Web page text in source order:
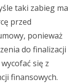
taki zabieg ma
przed
ponieważ
do finalizacji
się z
finansowych.